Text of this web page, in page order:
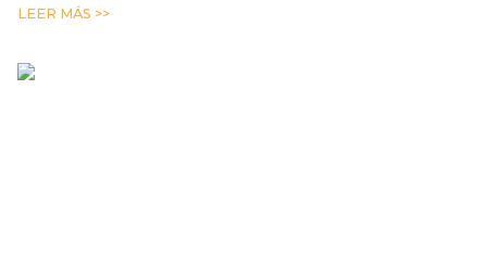
LEER MÁS >>